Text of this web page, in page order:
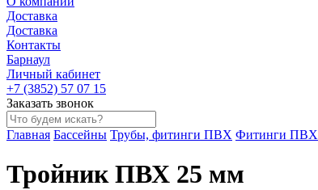
Доставка
Доставка
Контакты
Барнаул
Личный кабинет
+7 (3852) 57 07 15
Заказать звонок
Главная Бассейны Трубы, фитинги ПВХ Фитинги ПВХ
Тройник ПВХ 25 мм